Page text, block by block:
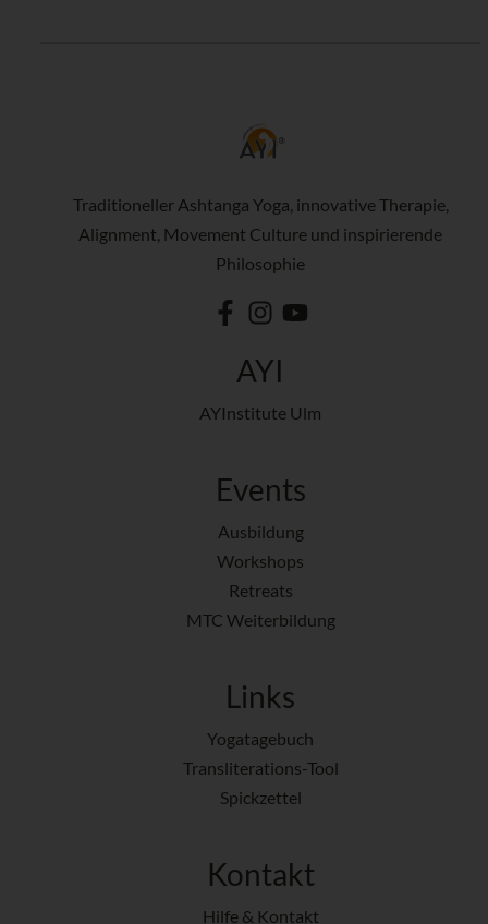
Traditioneller Ashtanga Yoga, innovative Therapie,
Alignment, Movement Culture und inspirierende
Philosophie
AYI
AYInstitute Ulm
Events
Ausbildung
Workshops
Retreats
MTC Weiterbildung
Links
Yogatagebuch
Transliterations-Tool
Spickzettel
Kontakt
Hilfe & Kontakt